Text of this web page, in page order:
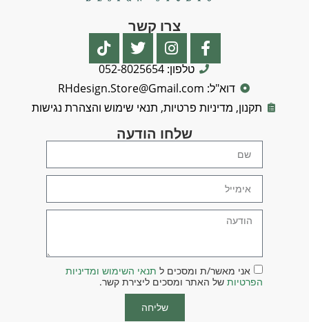
צרו קשר
טלפון: 052-8025654
דוא"ל: RHdesign.Store@Gmail.com
תקנון, מדיניות פרטיות, תנאי שימוש והצהרת נגישות
שלחו הודעה
אני מאשר/ת ומסכים ל תנאי השימוש ומדיניות
הפרטיות של האתר ומסכים ליצירת קשר.
שליחה